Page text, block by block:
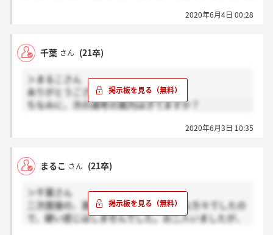
2020年6月4日 00:28
千葉 さん (21卒)
＞まるこさん
ありがとうございます。
ちなみに、次の選考の案内はきてますか？
2020年6月3日 10:35
まるこ さん (21卒)
＞千葉さん
二次面接の、面接官の方も物腰柔らかな方々でしたの
で、硬い感じはしませんでした。お二人いましたが、